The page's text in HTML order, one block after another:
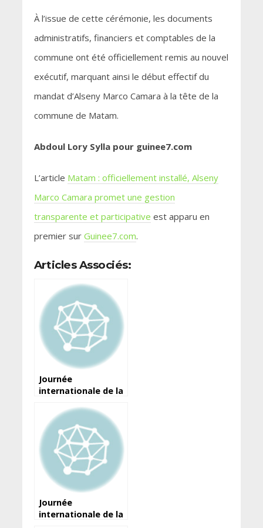
À l’issue de cette cérémonie, les documents
administratifs, financiers et comptables de la
commune ont été officiellement remis au nouvel
exécutif, marquant ainsi le début effectif du
mandat d’Alseny Marco Camara à la tête de la
commune de Matam.
Abdoul Lory Sylla pour guinee7.com
L’article Matam : officiellement installé, Alseny
Marco Camara promet une gestion
transparente et participative est apparu en
premier sur Guinee7.com.
Articles Associés:
Journée
internationale de la
Voici la déclaration
du ministre de
l’Information et de
la Communication
Journée
internationale de la